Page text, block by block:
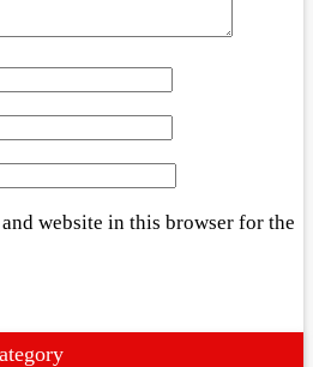
website in this browser for the